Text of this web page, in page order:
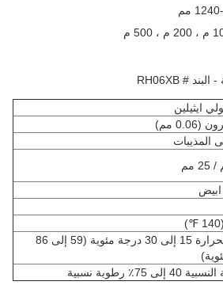
ايثيلين
المذيبات
درجة الحرارة 15 إلى 30 درجة مئوية (59 إلى 86
75٪ رطوبة نسبية